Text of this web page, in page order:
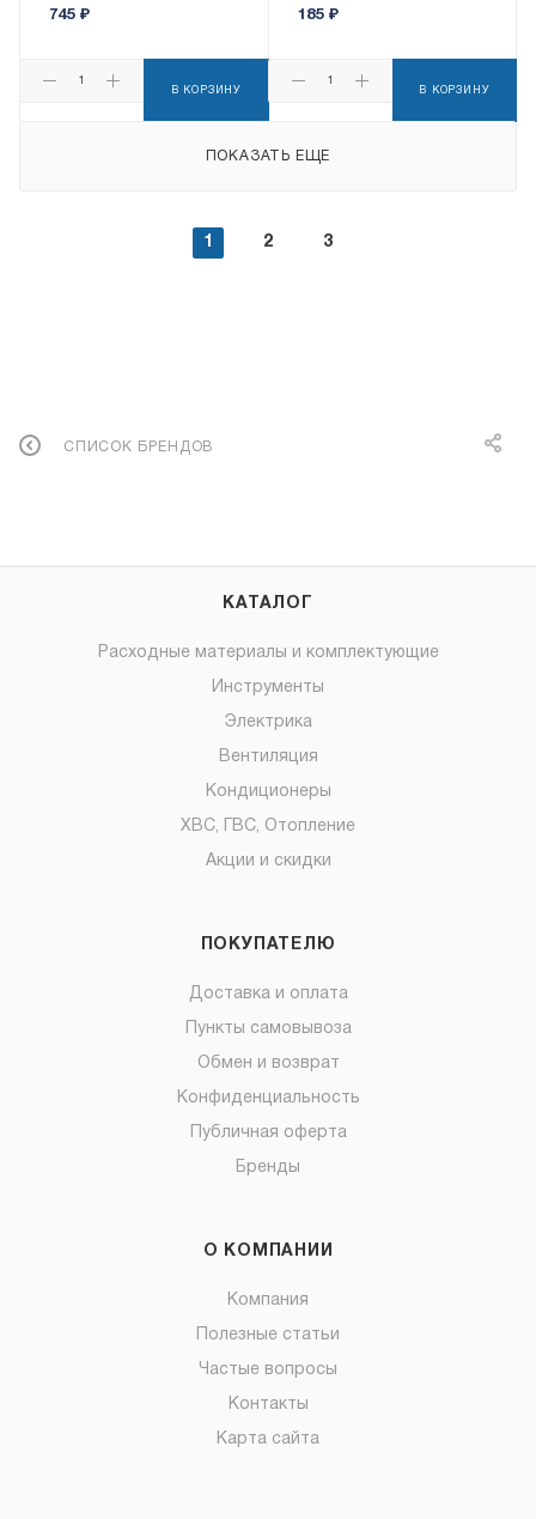
745₽
В КОРЗИНУ
185₽
В КОРЗИНУ
ПОКАЗАТЬ ЕЩЕ
1 2 3
СПИСОК БРЕНДОВ
КАТАЛОГ
Расходные материалы и комплектующие
Инструменты
Электрика
Вентиляция
Кондиционеры
ХВС, ГВС, Отопление
Акции и скидки
ПОКУПАТЕЛЮ
Доставка и оплата
Пункты самовывоза
Обмен и возврат
Конфиденциальность
Публичная оферта
Бренды
О КОМПАНИИ
Компания
Полезные статьи
Частые вопросы
Контакты
Карта сайта